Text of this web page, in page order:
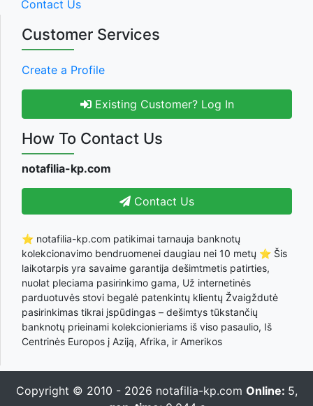
Contact Us
Customer Services
Create a Profile
Existing Customer? Log In
How To Contact Us
notafilia-kp.com
Contact Us
⭐ notafilia-kp.com patikimai tarnauja banknotų
kolekcionavimo bendruomenei daugiau nei 10 metų ⭐ Šis
laikotarpis yra savaime garantija dešimtmetis patirties,
nuolat pleciama pasirinkimo gama, Už internetinės
parduotuvės stovi begalė patenkintų klientų Žvaigždutė
pasirinkimas tikrai įspūdingas – dešimtys tūkstančių
banknotų prieinami kolekcionieriams iš viso pasaulio, Iš
Centrinės Europos į Aziją, Afrika, ir Amerikos
Copyright © 2010 - 2026 notafilia-kp.com Online: 5,